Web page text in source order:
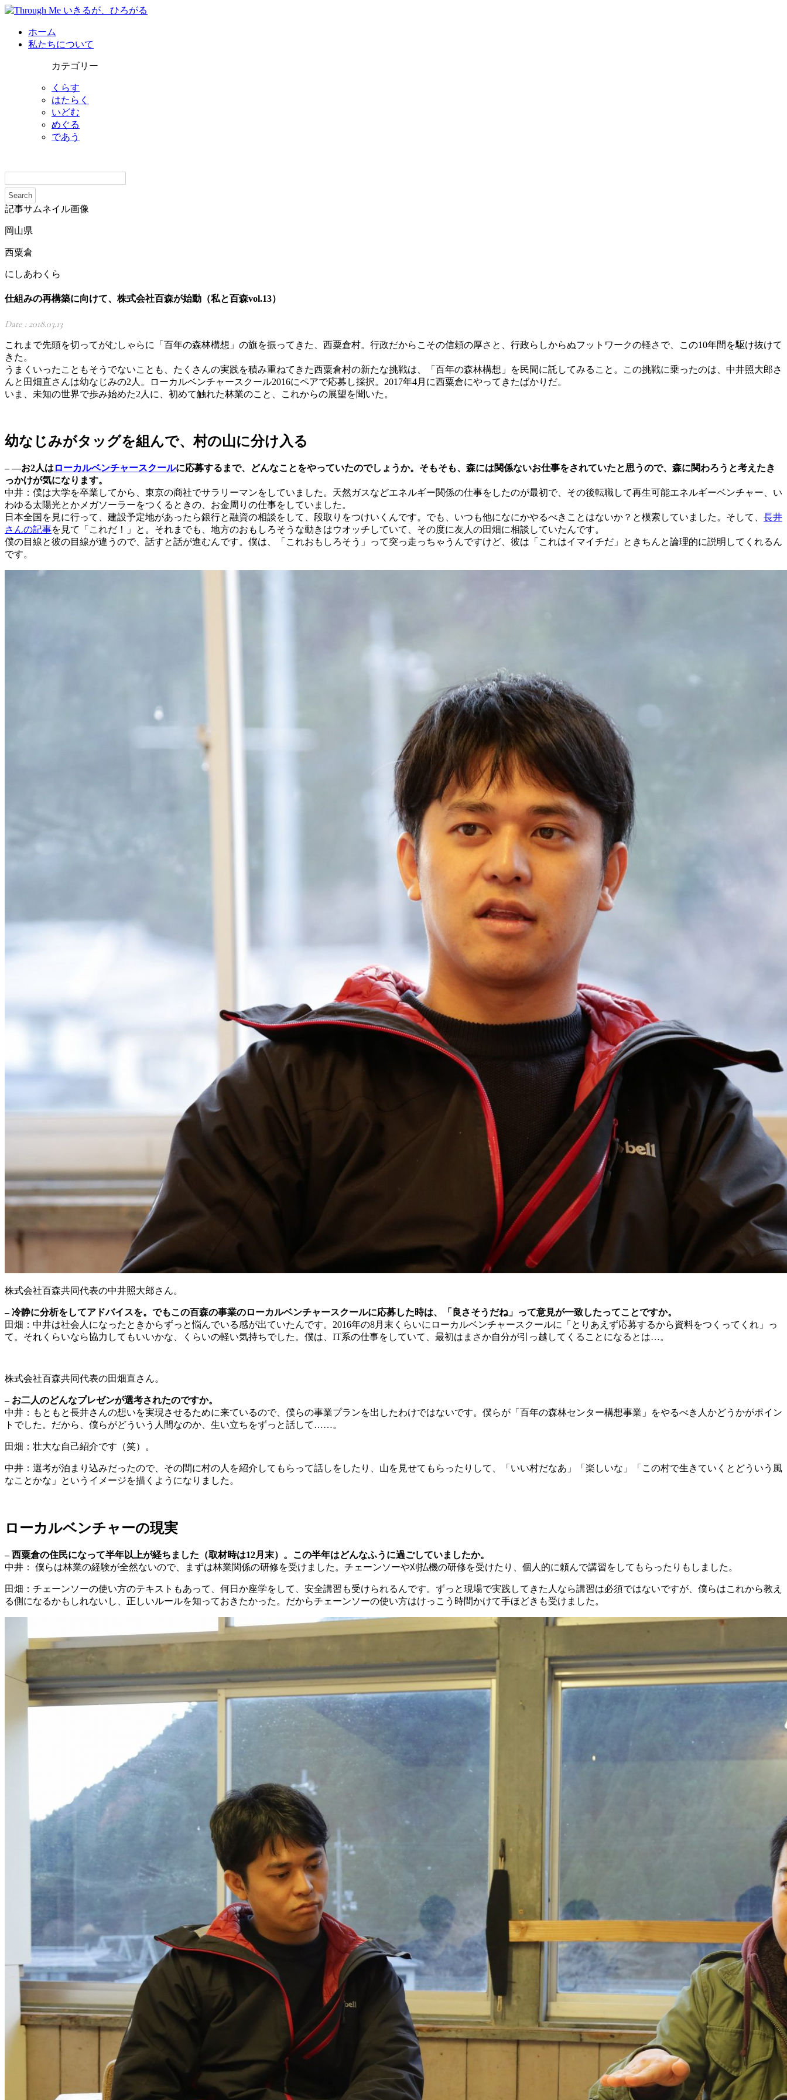
ホーム
私たちについて
カテゴリー
くらす
はたらく
いどむ
めぐる
であう
記事サムネイル画像
岡山県
西粟倉
にしあわくら
仕組みの再構築に向けて、株式会社百森が始動（私と百森vol.13）
Date : 2018.03.13
これまで先頭を切ってがむしゃらに「百年の森林構想」の旗を振ってきた、西粟倉村。行政だからこその信頼の厚さと、行政らしからぬフットワークの軽さで、この10年間を駆け抜けて
きた。
うまくいったこともそうでないことも、たくさんの実践を積み重ねてきた西粟倉村の新たな挑戦は、「百年の森林構想」を民間に託してみること。この挑戦に乗ったのは、中井照大郎さ
んと田畑直さんは幼なじみの2人。ローカルベンチャースクール2016にペアで応募し採択。2017年4月に西粟倉にやってきたばかりだ。
いま、未知の世界で歩み始めた2人に、初めて触れた林業のこと、これからの展望を聞いた。
幼なじみがタッグを組んで、村の山に分け入る
– —お2人は ローカルベンチャースクールに応募するまで、どんなことをやっていたのでしょうか。そもそも、森には関係ないお仕事をされていたと思うので、森に関わろうと考えたき
っかけが気になります。
中井：僕は大学を卒業してから、東京の商社でサラリーマンをしていました。天然ガスなどエネルギー関係の仕事をしたのが最初で、その後転職して再生可能エネルギーベンチャー、い
わゆる太陽光とかメガソーラーをつくるときの、お金周りの仕事をしていました。
日本全国を見に行って、建設予定地があったら銀行と融資の相談をして、段取りをつけいくんです。でも、いつも他になにかやるべきことはないか？と模索していました。そして、 長井
さんの記事を見て「これだ！」と。それまでも、地方のおもしろそうな動きはウオッチしていて、その度に友人の田畑に相談していたんです。
僕の目線と彼の目線が違うので、話すと話が進むんです。僕は、「これおもしろそう」って突っ走っちゃうんですけど、彼は「これはイマイチだ」ときちんと論理的に説明してくれるん
です。
株式会社百森共同代表の中井照大郎さん。
– 冷静に分析をしてアドバイスを。でもこの百森の事業のローカルベンチャースクールに応募した時は、「良さそうだね」って意見が一致したってことですか。
田畑：中井は社会人になったときからずっと悩んでいる感が出ていたんです。2016年の8月末くらいにローカルベンチャースクールに「とりあえず応募するから資料をつくってくれ」っ
て。それくらいなら協力してもいいかな、くらいの軽い気持ちでした。僕は、IT系の仕事をしていて、最初はまさか自分が引っ越してくることになるとは…。
株式会社百森共同代表の田畑直さん。
– お二人のどんなプレゼンが選考されたのですか。
中井：もともと長井さんの想いを実現させるために来ているので、僕らの事業プランを出したわけではないです。僕らが「百年の森林センター構想事業」をやるべき人かどうかがポイン
トでした。だから、僕らがどういう人間なのか、生い立ちをずっと話して……。
田畑：壮大な自己紹介です（笑）。
中井：選考が泊まり込みだったので、その間に村の人を紹介してもらって話しをしたり、山を見せてもらったりして、「いい村だなあ」「楽しいな」「この村で生きていくとどういう風
なことかな」というイメージを描くようになりました。
ローカルベンチャーの現実
– 西粟倉の住民になって半年以上が経ちました（取材時は12月末）。この半年はどんなふうに過ごしていましたか。
中井： 僕らは林業の経験が全然ないので、まずは林業関係の研修を受けました。チェーンソーや刈払機の研修を受けたり、個人的に頼んで講習をしてもらったりもしました。
田畑：チェーンソーの使い方のテキストもあって、何日か座学をして、安全講習も受けられるんです。ずっと現場で実践してきた人なら講習は必須ではないですが、僕らはこれから教え
る側になるかもしれないし、正しいルールを知っておきたかった。だからチェーンソーの使い方はけっこう時間かけて手ほどきも受けました。